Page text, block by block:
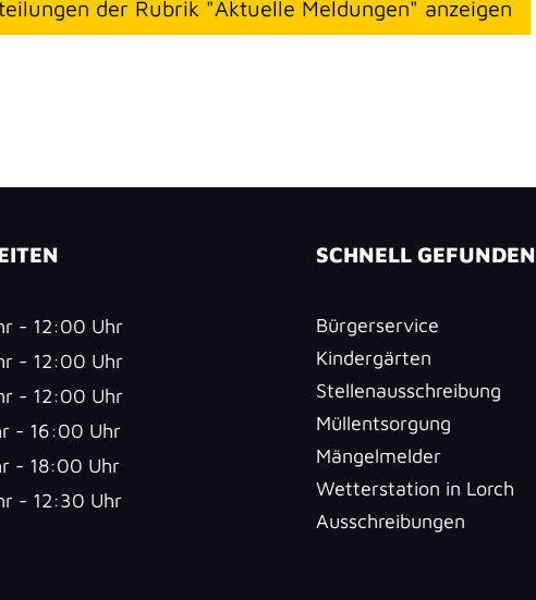
der Rubrik "Aktuelle Meldungen" anzeigen
- 12:00 Uhr
- 12:00 Uhr
- 12:00 Uhr
- 16:00 Uhr
- 18:00 Uhr
- 12:30 Uhr
SCHNELL GEFUNDEN
Bürgerservice
Kindergärten
Stellenausschreibung
Müllentsorgung
Mängelmelder
Wetterstation in Lorch
Ausschreibungen